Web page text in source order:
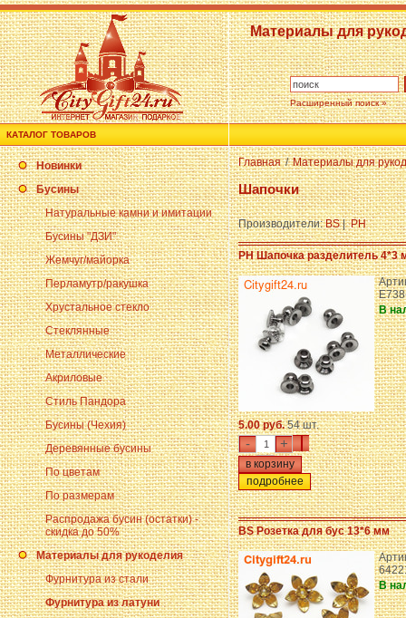
Материалы для
Расширенный поиск »
КАТАЛОГ ТОВАРОВ
Новинки
Бусины
Натуральные камни и имитации
Бусины "ДЗИ"
Жемчуг/майорка
Перламутр/ракушка
Хрустальное стекло
Стеклянные
Металлические
Акриловые
Стиль Пандора
Бусины (Чехия)
Деревянные бусины
По цветам
По размерам
Распродажа бусин (остатки) -
скидка до 50%
Материалы для рукоделия
Фурнитура из стали
Фурнитура из латуни
Главная / Материалы для
Шапочки
Производители:BS| PH
PH Шапочка разделитель 4*3
В
5.00 руб.54 шт.
- +
подробнее
BS Розетка для бус 13*6 мм
В